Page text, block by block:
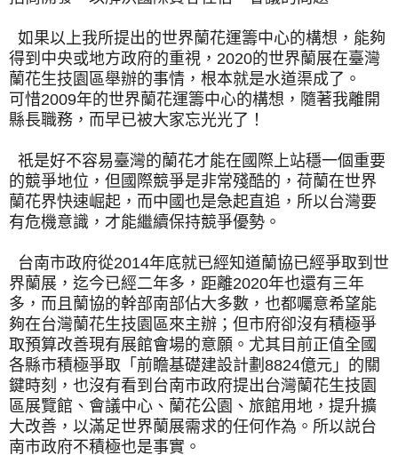
如果以上我所提出的世界蘭花運籌中心的構想，能夠
得到中央或地方政府的重視，2020的世界蘭展在臺灣
蘭花生技園區舉辦的事情，根本就是水道渠成了。
可惜2009年的世界蘭花運籌中心的構想，隨著我離開
縣長職務，而早已被大家忘光光了！
祇是好不容易臺灣的蘭花才能在國際上站穩一個重要
的競爭地位，但國際競爭是非常殘酷的，荷蘭在世界
蘭花界快速崛起，而中國也是急起直追，所以台灣要
有危機意識，才能繼續保持競爭優勢。
台南市政府從2014年底就已經知道蘭協已經爭取到世
界蘭展，迄今已經二年多，距離2020年也還有三年
多，而且蘭協的幹部南部佔大多數，也都囑意希望能
夠在台灣蘭花生技園區來主辦；但市府卻沒有積極爭
取預算改善現有展館會場的意願。尤其目前正值全國
各縣市積極爭取「前瞻基礎建設計劃8824億元」的關
鍵時刻，也沒有看到台南市政府提出台灣蘭花生技園
區展覽館、會議中心、蘭花公園、旅館用地，提升擴
大改善，以滿足世界蘭展需求的任何作為。所以説台
南市政府不積極也是事實。